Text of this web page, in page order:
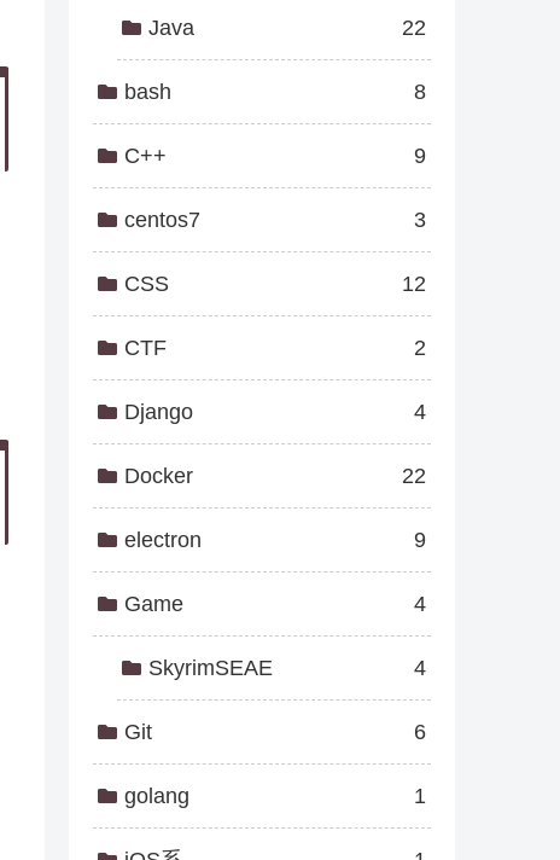
Java 22
bash 8
C++ 9
centos7 3
CSS 12
CTF 2
Django 4
Docker 22
electron 9
Game 4
SkyrimSEAE 4
Git 6
golang 1